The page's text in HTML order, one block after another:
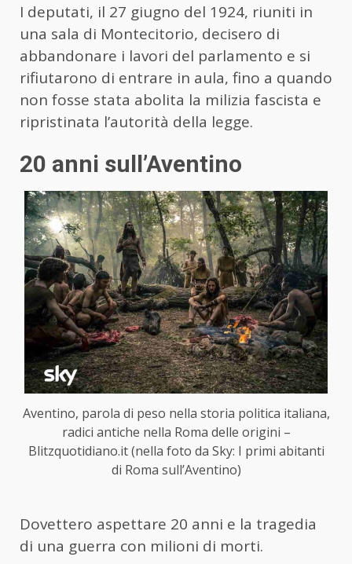
I deputati, il 27 giugno del 1924, riuniti in
una sala di Montecitorio, decisero di
abbandonare i lavori del parlamento e si
rifiutarono di entrare in aula, fino a quando
non fosse stata abolita la milizia fascista e
ripristinata l’autorità della legge.
20 anni sull’Aventino
Aventino, parola di peso nella storia politica italiana,
radici antiche nella Roma delle origini –
Blitzquotidiano.it (nella foto da Sky: I primi abitanti
di Roma sull’Aventino)
Dovettero aspettare 20 anni e la tragedia
di una guerra con milioni di morti.